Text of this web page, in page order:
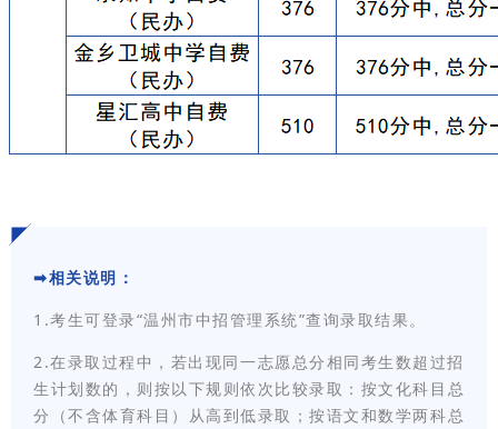
➡相关说明：
1.考生可登录“温州市中招管理系统”查询录取结果。
2.在录取过程中，若出现同一志愿总分相同考生数超过招
生计划数的，则按以下规则依次比较录取：按文化科目总
分（不含体育科目）从高到低录取；按语文和数学两科总